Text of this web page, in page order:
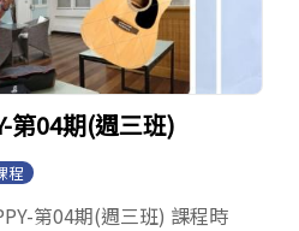
第04期(週三班)
程
第04期(週三班) 課程時